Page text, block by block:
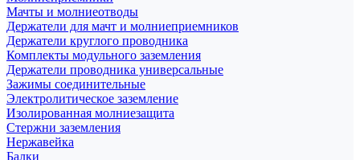
Мачты и молниеотводы
Держатели для мачт и молниеприемников
Держатели круглого проводника
Комплекты модульного заземления
Держатели проводника универсальные
Зажимы соединительные
Электролитическое заземление
Изолированная молниезащита
Стержни заземления
Нержавейка
Балки